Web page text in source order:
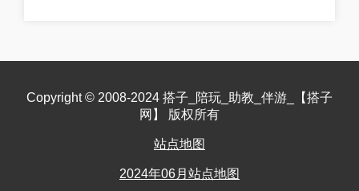
Copyright © 2008-2024 搭子_陪玩_助教_伴游_【搭子
网】 版权所有
站点地图
2024年06月站点地图